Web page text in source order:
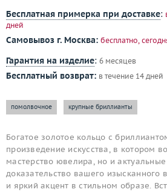
Бесплатная примерка при доставке:
дней
Самовывоз г. Москва: бесплатно,
Гарантия на изделие: 6 месяцев
Бесплатный возврат: в течение 14 дней
помолвочное крупные бриллианты
Богатое золотое кольцо с
произведение искусства, в котором
мастерство ювелира, но и
доказательство вашего изысканного
и яркий акцент в стильном образе.